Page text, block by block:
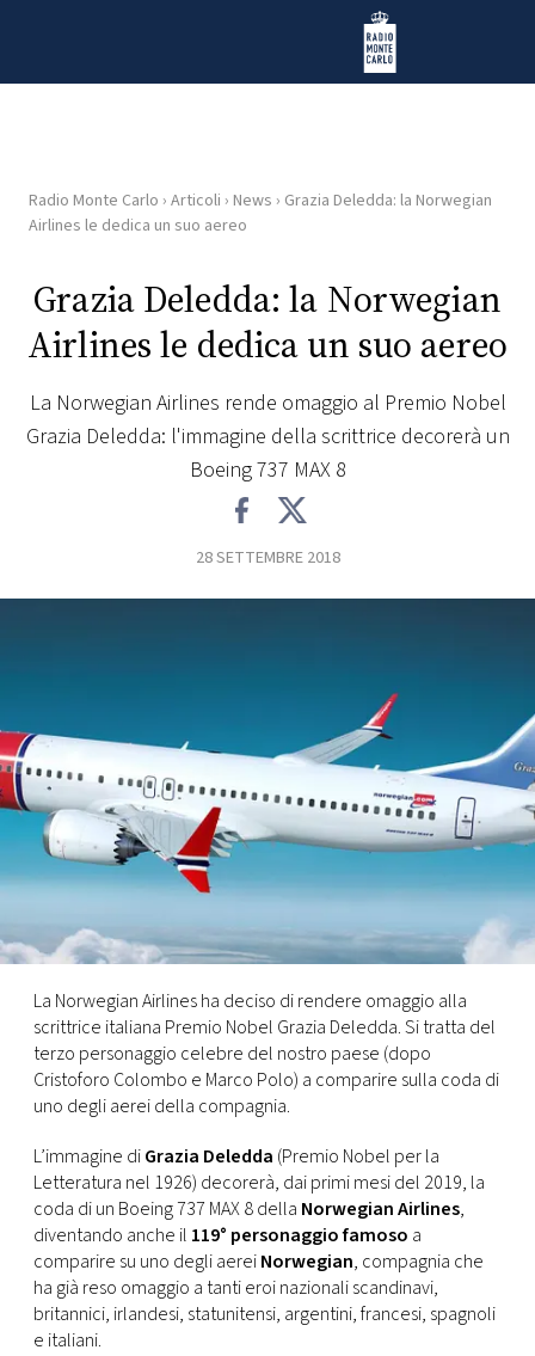
Radio Monte Carlo
HOME
RADIO
WEB
PLAYLIST
EVENTI
VIDEO
TV
PRINCIPATO
DI
RMC
CONSIGLIA
Radio Monte Carlo › Articoli › News › Grazia Deledda: la Norwegian
Airlines le dedica un suo aereo
Grazia Deledda: la Norwegian
Airlines le dedica un suo aereo
La Norwegian Airlines rende omaggio al Premio Nobel
Grazia Deledda: l'immagine della scrittrice decorerà un
Boeing 737 MAX 8
28 SETTEMBRE 2018
La Norwegian Airlines ha deciso di rendere omaggio alla
scrittrice italiana Premio Nobel Grazia Deledda. Si tratta del
terzo personaggio celebre del nostro paese (dopo
Cristoforo Colombo e Marco Polo) a comparire sulla coda di
uno degli aerei della compagnia.
L’immagine diGrazia Deledda (Premio Nobel per la
Letteratura nel 1926) decorerà, dai primi mesi del 2019, la
coda di un Boeing 737 MAX 8 della Norwegian Airlines,
diventando anche il 119° personaggio famoso a
comparire su uno degli aereiNorwegian, compagnia che
ha già reso omaggio a tanti eroi nazionali scandinavi,
britannici, irlandesi, statunitensi, argentini, francesi, spagnoli
e italiani.